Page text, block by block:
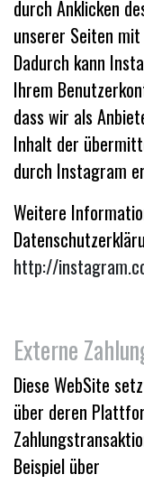
durch Anklicken
unserer Seiten
Dadurch kann
Ihrem
dass wir als
Inhalt der
durch Instagram
Weitere
http://
Externe
Diese WebSite
über deren
Beispiel über